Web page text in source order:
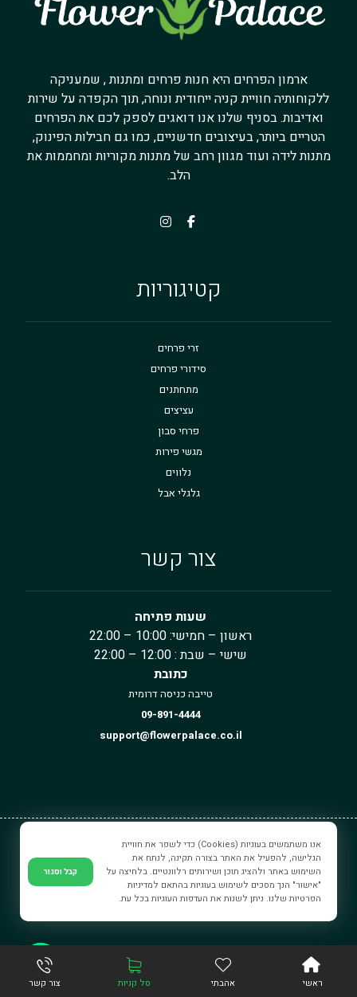
ארמון הפרחים היא חנות פרחים ומתנות , שמעניקה
ללקוחותיה חוויית קניה ייחודית ונוחה, תוך הקפדה על שירות
ואדיבות. בסניף שלנו אנו דואגים לספק לכם את הפרחים
הטריים ביותר, בעיצובים חדשניים, כמו גם חבילות הפינוק,
מתנות לידה ועוד מגוון רחב של מתנות מקוריות ומחממות את
הלב.
קטיגוריות
זרי פרחים
סידורי פרחים
מתחתנים
עציצים
פרחי סבון
מגשי פירות
נלווים
גלגלי אבל
צור קשר
שעות פתיחה
ראשון – חמישי: 10:00 – 22:00
שישי – שבת : 12:00 – 22:00
כתובת
טייבה כניסה דרומית
09-891-4444
support@flowerpalace.co.il
ארמון הפרחים © כל הזכויות שמורים.
iRestWEB - בניית אתרים
ראשי אהבתי סל קניות צור קשר
אנו משתמשים בעוגיות (Cookies) כדי לשפר את חוויית
הגלישה, להפעיל את האתר בצורה תקינה, לנתח את
השימוש באתר ולהציג תוכן ושירותים רלוונטיים. בלחיצה על
"אישור" הנך מסכים לשימוש בעוגיות בהתאם למדיניות
הפרטיות שלנו. ניתן לשנות את העדפות העוגיות בכל עת.
קבל וסגור